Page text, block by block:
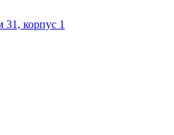
корпус 1